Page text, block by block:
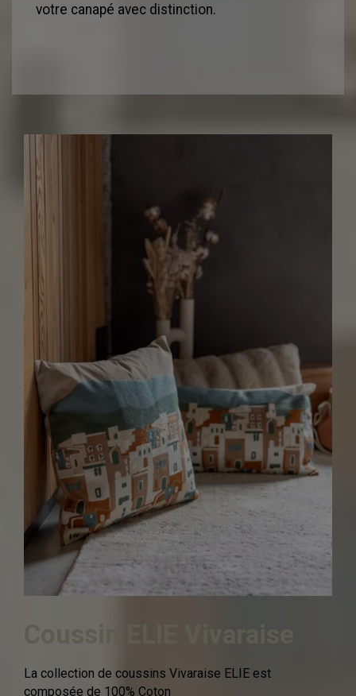
votre canapé avec distinction.
La collection de coussins Vivaraise ELIE est
composée de 100% Coton